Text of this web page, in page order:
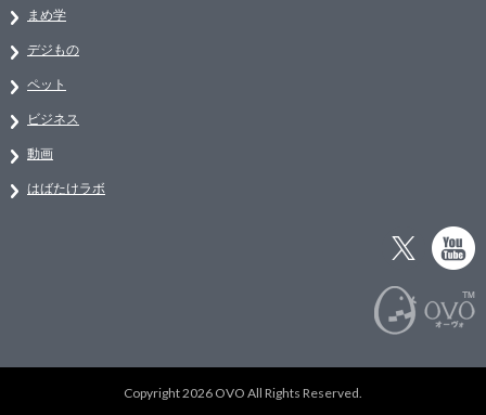
まめ学
デジもの
ペット
ビジネス
動画
はばたけラボ
Copyright 2026 OVO All Rights Reserved.